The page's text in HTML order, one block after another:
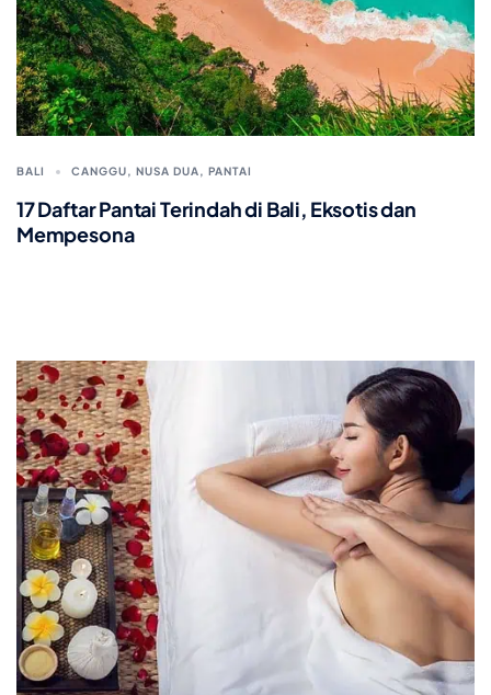
BALI CANGGU, NUSA DUA, PANTAI
17 Daftar Pantai Terindah di Bali, Eksotis dan
Mempesona